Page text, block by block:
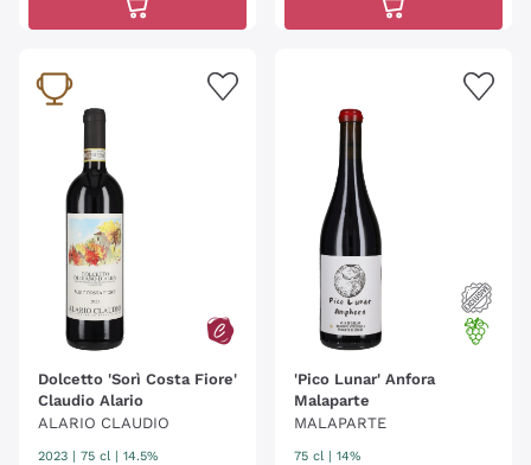
Dolcetto 'Sorì Costa Fiore'
Claudio Alario
ALARIO CLAUDIO
2023 | 75 cl | 14.5%
'Pico Lunar' Anfora
Malaparte
MALAPARTE
75 cl | 14%